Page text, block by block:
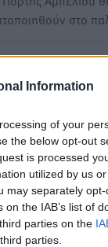
Information
of your
the below opt-out
is processed
utilized by us
may separately
the IAB’s list of
parties on the
parties.
στο
ο
Γιαρένιων
συμμετείχε ο
κ.